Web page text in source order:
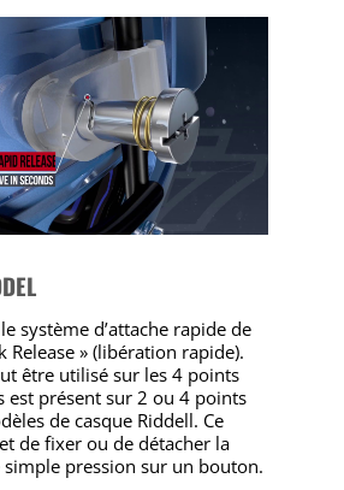
système d’attache rapide de
Release » (libération rapide).
être utilisé sur les 4 points
est présent sur 2 ou 4 points
de casque Riddell. Ce
de fixer ou de détacher la
simple pression sur un bouton.